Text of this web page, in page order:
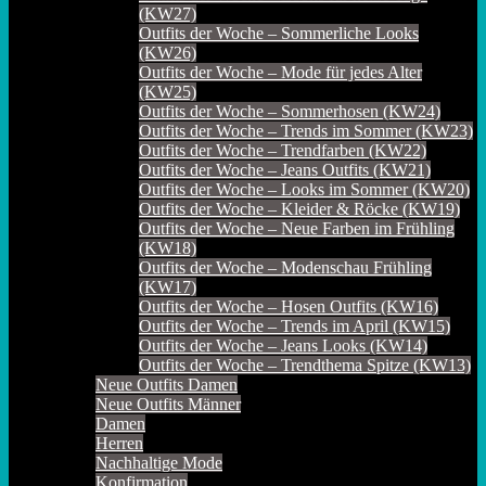
(KW27)
Outfits der Woche – Sommerliche Looks
(KW26)
Outfits der Woche – Mode für jedes Alter
(KW25)
Outfits der Woche – Sommerhosen (KW24)
Outfits der Woche – Trends im Sommer (KW23)
Outfits der Woche – Trendfarben (KW22)
Outfits der Woche – Jeans Outfits (KW21)
Outfits der Woche – Looks im Sommer (KW20)
Outfits der Woche – Kleider & Röcke (KW19)
Outfits der Woche – Neue Farben im Frühling
(KW18)
Outfits der Woche – Modenschau Frühling
(KW17)
Outfits der Woche – Hosen Outfits (KW16)
Outfits der Woche – Trends im April (KW15)
Outfits der Woche – Jeans Looks (KW14)
Outfits der Woche – Trendthema Spitze (KW13)
Neue Outfits Damen
Neue Outfits Männer
Damen
Herren
Nachhaltige Mode
Konfirmation